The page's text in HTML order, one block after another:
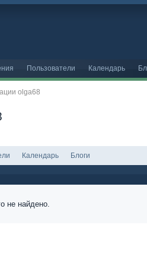
Пользователи Календарь
olga68
Календарь Блоги
не найдено.